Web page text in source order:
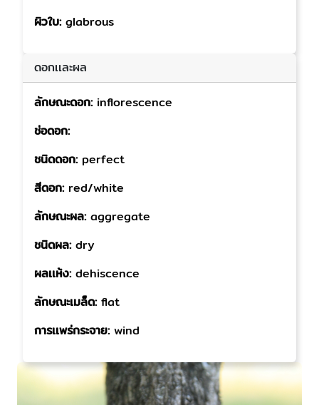
ผิวใบ: glabrous
ดอกเเละผล
ลักษณะดอก: inflorescence
ช่อดอก:
ชนิดดอก: perfect
สีดอก: red/white
ลักษณะผล: aggregate
ชนิดผล: dry
ผลเเห้ง: dehiscence
ลักษณะเมล็ด: flat
การเเพร่กระจาย: wind